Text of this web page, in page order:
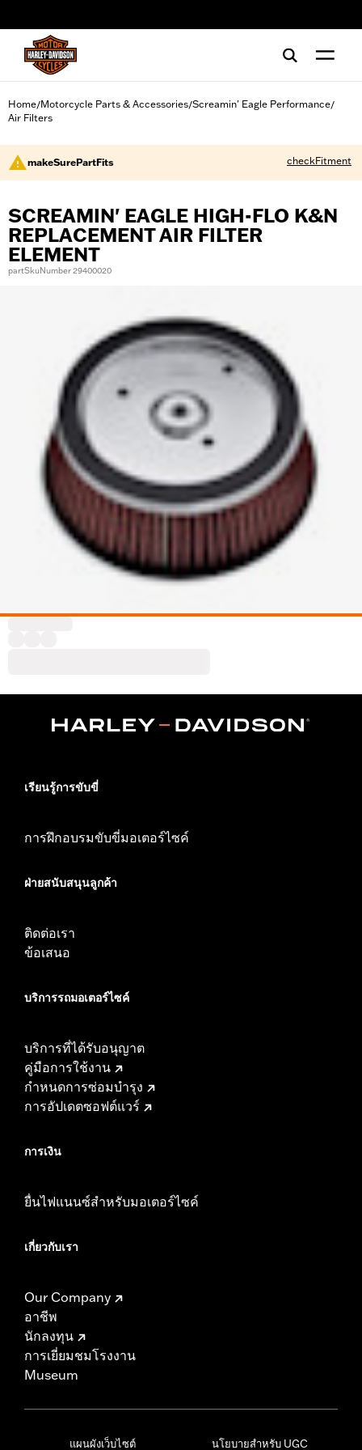
Home/Motorcycle Parts & Accessories/Screamin' Eagle Performance/
Air Filters
makeSurePartFits checkFitment
SCREAMIN' EAGLE HIGH-FLO K&N
REPLACEMENT AIR FILTER
ELEMENT
partSkuNumber 29400020
เรียนรู้การขับขี่
การฝึกอบรมขับขี่มอเตอร์ไซค์
ฝ่ายสนับสนุนลูกค้า
ติดต่อเรา
ข้อเสนอ
บริการรถมอเตอร์ไซค์​
บริการที่ได้รับอนุญาต
คู่มือการใช้งาน
กำหนดการซ่อมบำรุง
การอัปเดตซอฟต์แวร์
การเงิน
ยื่นไฟแนนซ์สำหรับมอเตอร์ไซค์
เกี่ยวกับเรา
Our Company
อาชีพ
นักลงทุน
การเยี่ยมชมโรงงาน
Museum
แผนผังเว็บไซต์ นโยบายสำหรับ UGC